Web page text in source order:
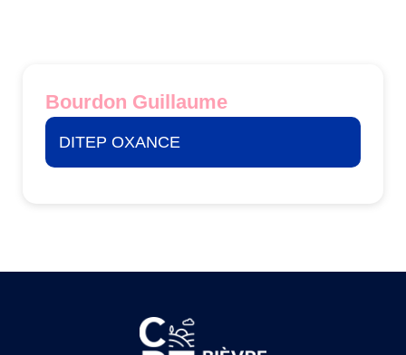
Bourdon Guillaume
DITEP OXANCE